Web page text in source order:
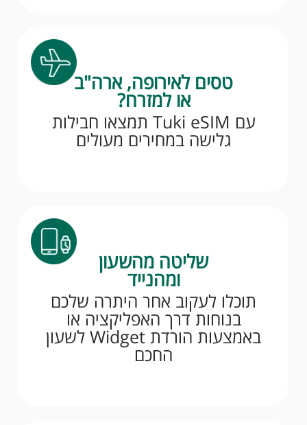
טסים לאירופה, ארה"ב
או למזרח?
עם Tuki eSIM תמצאו חבילות
גלישה במחירים מעולים
שליטה מהשעון
ומהנייד
תוכלו לעקוב אחר היתרה שלכם
בנוחות דרך האפליקציה או
באמצעות הורדת Widget לשעון
החכם